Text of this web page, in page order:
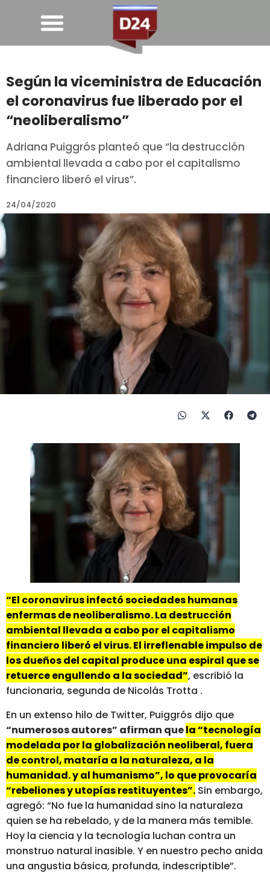
Según la viceministra de Educación
el coronavirus fue liberado por el
“neoliberalismo”
Adriana Puiggrós planteó que “la destrucción
ambiental llevada a cabo por el capitalismo
financiero liberó el virus”.
24/04/2020
“El coronavirus infectó sociedades humanas
enfermas de neoliberalismo. La destrucción
ambiental llevada a cabo por el capitalismo
financiero liberó el virus. El irreflenable impulso de
los dueños del capital produce una espiral que se
retuerce engullendo a la sociedad”, escribió la
funcionaria, segunda de Nicolás Trotta .
En un extenso hilo de Twitter, Puiggrós dijo que
“numerosos autores” afirman quela “tecnología
modelada por la globalización neoliberal, fuera
de control, mataría a la naturaleza, a la
humanidad. y al humanismo”, lo que provocaría
“rebeliones y utopías restituyentes”. Sin embargo,
agregó: “No fue la humanidad sino la naturaleza
quien se ha rebelado, y de la manera más temible.
Hoy la ciencia y la tecnología luchan contra un
monstruo natural inasible. Y en nuestro pecho anida
una angustia básica, profunda, indescriptible”.